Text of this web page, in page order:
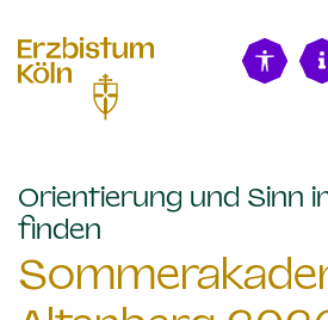
Orientierung und Sinn
finden